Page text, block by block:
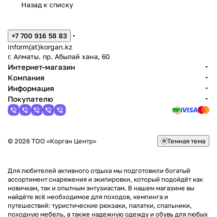
Назад к списку
+7 700 916 58 83
inform(at)korgan.kz
г. Алматы. пр. Абылай хана, 60
Интернет-магазин
Компания
Информация
Покупателю
© 2026 ТОО «Корган Центр» Темная тема
Для любителей активного отдыха мы подготовили богатый
ассортимент снаряжения и экипировки, который подойдёт как
новичкам, так и опытным энтузиастам. В нашем магазине вы
найдёте всё необходимое для походов, кемпинга и
путешествий: туристические рюкзаки, палатки, спальники,
походную мебель, а также надежную одежду и обувь для любых